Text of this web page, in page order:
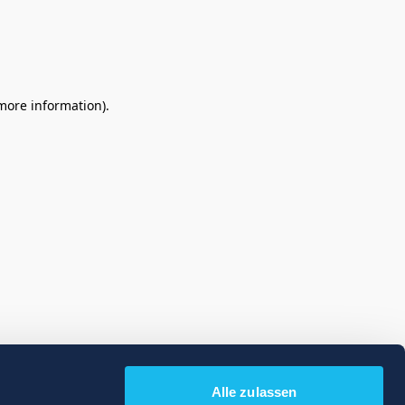
Alle zulassen
information).